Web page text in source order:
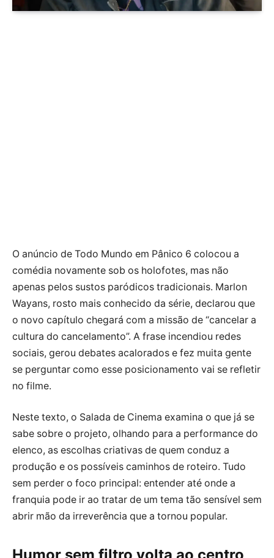
O anúncio de Todo Mundo em Pânico 6 colocou a
comédia novamente sob os holofotes, mas não
apenas pelos sustos paródicos tradicionais. Marlon
Wayans, rosto mais conhecido da série, declarou que
o novo capítulo chegará com a missão de “cancelar a
cultura do cancelamento”. A frase incendiou redes
sociais, gerou debates acalorados e fez muita gente
se perguntar como esse posicionamento vai se refletir
no filme.
Neste texto, o Salada de Cinema examina o que já se
sabe sobre o projeto, olhando para a performance do
elenco, as escolhas criativas de quem conduz a
produção e os possíveis caminhos de roteiro. Tudo
sem perder o foco principal: entender até onde a
franquia pode ir ao tratar de um tema tão sensível sem
abrir mão da irreverência que a tornou popular.